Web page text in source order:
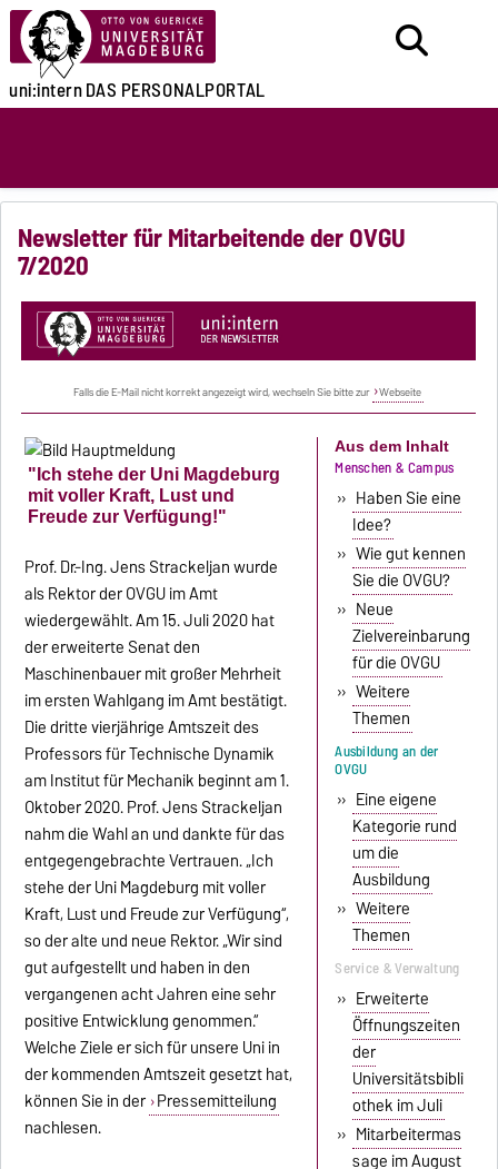
uni:internDAS PERSONALPORTAL
Newsletter für Mitarbeitende der OVGU
7/2020
Falls die E-Mail nicht korrekt angezeigt wird, wechseln Sie bitte zur Webseite
"Ich stehe der Uni Magdeburg
mit voller Kraft, Lust und
Freude zur Verfügung!"
Prof. Dr.-Ing. Jens Strackeljan wurde
als Rektor der OVGU im Amt
wiedergewählt. Am 15. Juli 2020 hat
der erweiterte Senat den
Maschinenbauer mit großer Mehrheit
im ersten Wahlgang im Amt bestätigt.
Die dritte vierjährige Amtszeit des
Professors für Technische Dynamik
am Institut für Mechanik beginnt am 1.
Oktober 2020. Prof. Jens Strackeljan
nahm die Wahl an und dankte für das
entgegengebrachte Vertrauen. „Ich
stehe der Uni Magdeburg mit voller
Kraft, Lust und Freude zur Verfügung“,
so der alte und neue Rektor. „Wir sind
gut aufgestellt und haben in den
vergangenen acht Jahren eine sehr
positive Entwicklung genommen.“
Welche Ziele er sich für unsere Uni in
der kommenden Amtszeit gesetzt hat,
können Sie in der Pressemitteilung
nachlesen.
Aus dem Inhalt
Menschen & Campus
» Haben Sie eine
Idee?
» Wie gut kennen
Sie die OVGU?
» Neue
Zielvereinbarung
für die OVGU
» Weitere
Themen
Ausbildung an der
OVGU
» Eine eigene
Kategorie rund
um die
Ausbildung
» Weitere
Themen
Service & Verwaltung
» Erweiterte
Öffnungszeiten
der
Universitätsbibli
othek im Juli
» Mitarbeitermas
sage im August